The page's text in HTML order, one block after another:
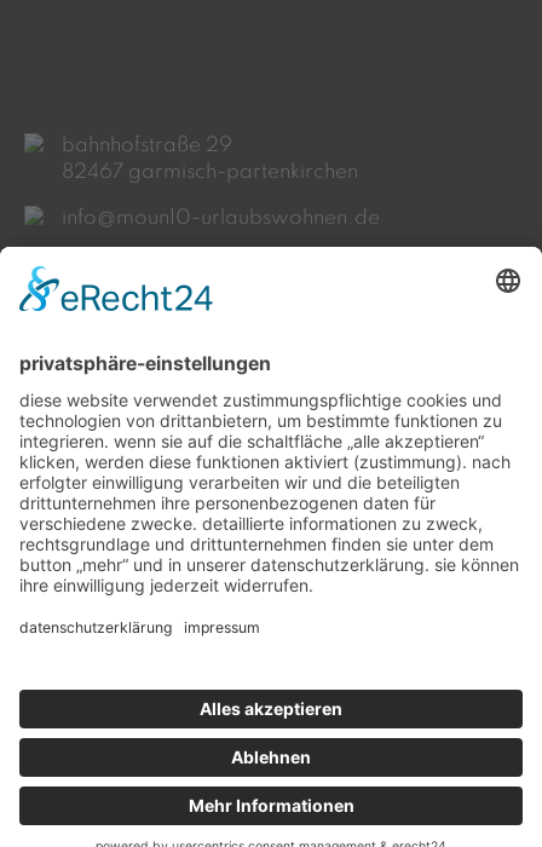
bahnhofstraße 29
82467 garmisch-partenkirchen
info@moun10-urlaubswohnen.de
agbs
impressum
corona-reiseschutz & reiserücktrittsversicherung
datenschutzbestimmungen
cookie-einstellungen
2020 ©ik2d werbeagentur